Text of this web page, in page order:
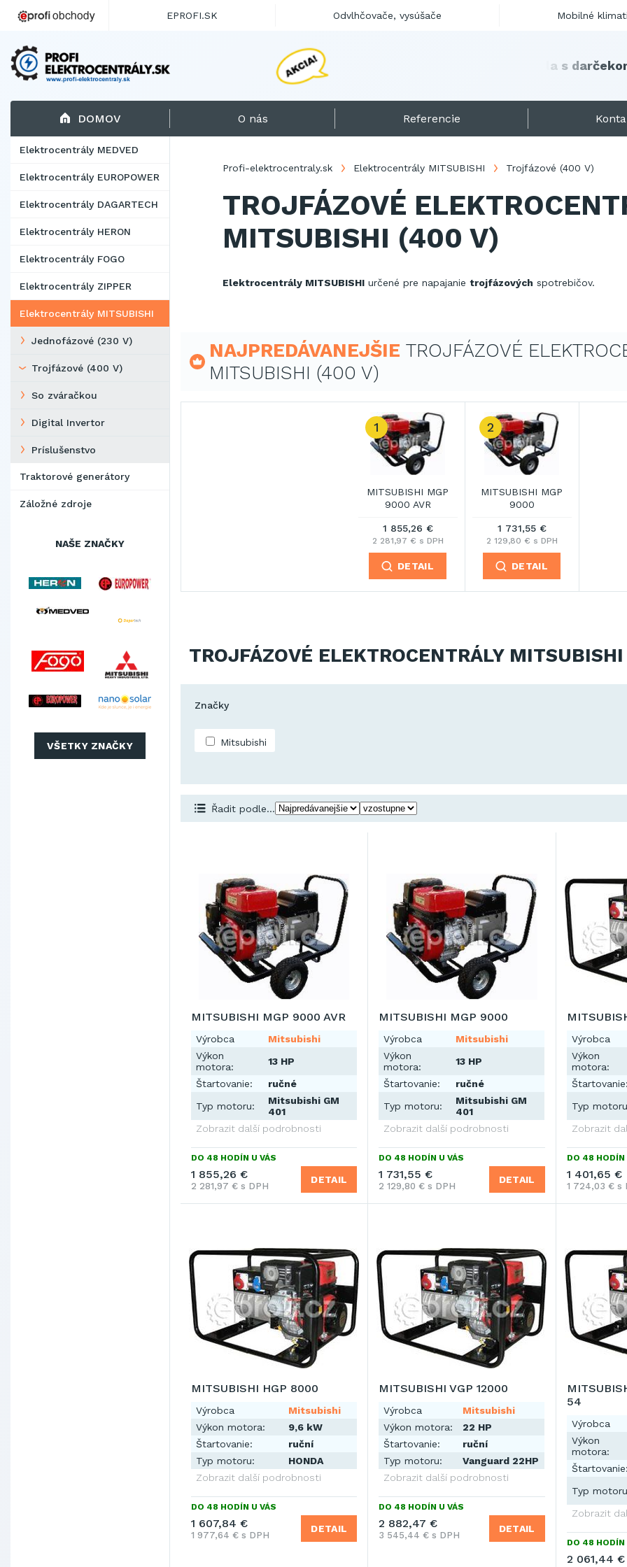
DOMOV O nás Referencie
Elektrocentrály MEDVED
Elektrocentrály EUROPOWER
Elektrocentrály DAGARTECH
Elektrocentrály HERON
Elektrocentrály FOGO
Elektrocentrály ZIPPER
Elektrocentrály MITSUBISHI
Jednofázové (230 V)
Trojfázové (400 V)
So zváračkou
Digital Invertor
Príslušenstvo
Traktorové generátory
Záložné zdroje
NAŠE ZNAČKY
VŠETKY ZNAČKY
Profi-elektrocentraly.sk Elektrocentrály MITSUBISHI Trojfázové (400 V)
TROJFÁZOVÉ
MITSUBISHI (400 V)
Elektrocentrály MITSUBISHI určené pre napajanie trojfázových spotrebičov.
NAJPREDÁVANEJŠIE TROJFÁZOVÉ
MITSUBISHI (400 V)
1
MITSUBISHI MGP
9000 AVR
1 855,26 €
2 281,97 € s DPH
DETAIL
2
MITSUBISHI MGP
9000
1 731,55 €
2 129,80 € s DPH
DETAIL
TROJFÁZOVÉ ELEKTROCENTRÁLY
Značky
Mitsubishi
Řadit podle...
MITSUBISHI MGP 9000 AVR
Výrobca
Mitsubishi
Výkon
motora:
13 HP
Štartovanie:
ručné
Typ motoru:
Mitsubishi GM
401
Zobrazit další podrobnosti
DO 48 HODÍN U VÁS
1 855,26 €
2 281,97 € s DPH
DETAIL
MITSUBISHI MGP 9000
Výrobca
Mitsubishi
Výkon
motora:
13 HP
Štartovanie:
ručné
Typ motoru:
Mitsubishi GM
401
Zobrazit další podrobnosti
DO 48 HODÍN U VÁS
1 731,55 €
2 129,80 € s DPH
DETAIL
Výrobca
Výkon
motora:
Štartovanie:
Typ
Zobrazit
DO 48 HODÍN
1 401,65 €
1 724,03 € s
MITSUBISHI HGP 8000
Výrobca
Mitsubishi
Výkon motora:
9,6 kW
Štartovanie:
ruční
Typ motoru:
HONDA
Zobrazit další podrobnosti
DO 48 HODÍN U VÁS
1 607,84 €
1 977,64 € s DPH
DETAIL
MITSUBISHI VGP 12000
Výrobca
Mitsubishi
Výkon motora:
22 HP
Štartovanie:
ruční
Typ motoru:
Vanguard 22HP
Zobrazit další podrobnosti
DO 48 HODÍN U VÁS
2 882,47 €
3 545,44 € s DPH
DETAIL
54
Výrobca
Výkon
motora:
Štartovanie:
Typ
Zobrazit
DO 48 HODÍN
2 061,44 €
EPROFI.SK Odvlhčovače, vysúšače Mobilné